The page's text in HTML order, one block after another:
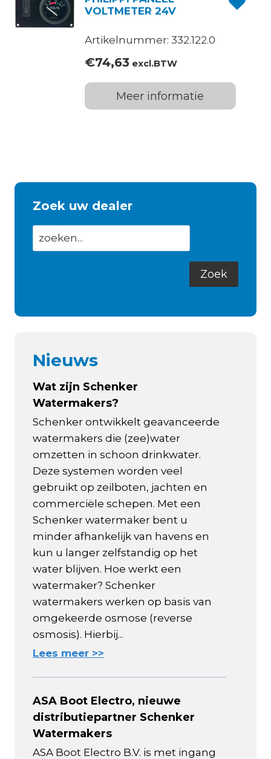
VOLTMETER 24V
Artikelnummer: 332.122.0
€74,63excl.BTW
Meer informatie
Zoek uw dealer
Nieuws
Wat zijn Schenker
Watermakers?
Schenker ontwikkelt geavanceerde
watermakers die (zee)water
omzetten in schoon drinkwater.
Deze systemen worden veel
gebruikt op zeilboten, jachten en
commerciële schepen. Met een
Schenker watermaker bent u
minder afhankelijk van havens en
kun u langer zelfstandig op het
water blijven. Hoe werkt een
watermaker? Schenker
watermakers werken op basis van
omgekeerde osmose (reverse
osmosis). Hierbij...
Lees meer >>
ASA Boot Electro, nieuwe
distributiepartner Schenker
Watermakers
ASA Boot Electro B.V. is met ingang